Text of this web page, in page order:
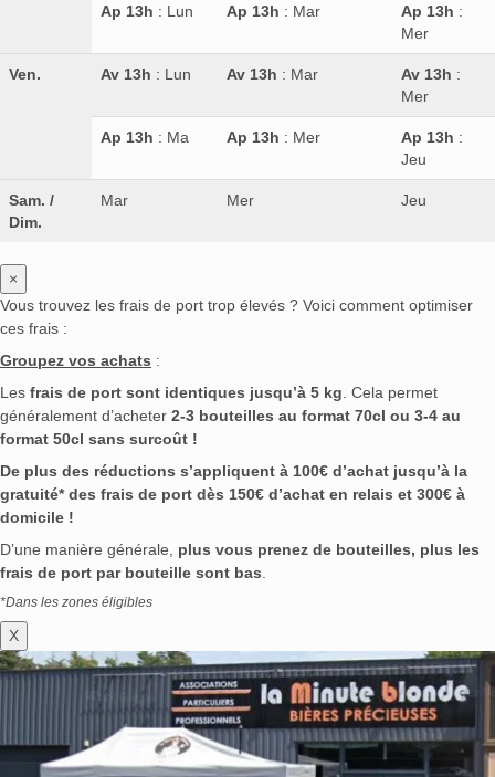
Ap 13h : Lun Ap 13h : Mar Ap 13h :
Mer
Ven. Av 13h : Lun Av 13h : Mar Av 13h :
Mer
Ap 13h : Ma Ap 13h : Mer Ap 13h :
Jeu
Sam. /
Dim.
Mar Mer Jeu
×
Vous trouvez les frais de port trop élevés ? Voici comment optimiser
ces frais :
Groupez vos achats :
Les frais de port sont identiques jusqu’à 5 kg . Cela permet
généralement d’acheter 2-3 bouteilles au format 70cl ou 3-4 au
format 50cl sans surcoût !
De plus des réductions s’appliquent à 100€ d’achat jusqu’à la
gratuité* des frais de port dès 150€ d’achat en relais et 300€ à
domicile !
D’une manière générale, plus vous prenez de bouteilles, plus les
frais de port par bouteille sont bas
*Dans les zones éligibles
X